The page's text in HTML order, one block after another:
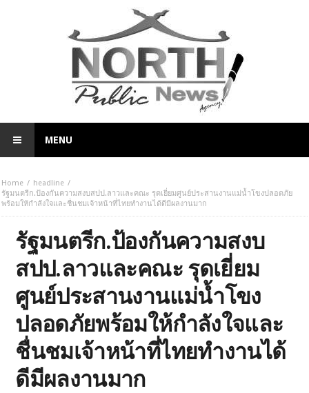
MENU
Home
headline
รัฐมนตรีก.ป้องกันความสงบสปป.ลาวและคณะ รุดเยี่ยมศูนย์ประสานงานแม่น้ำโขงปลอดภัย
พร้อมให้กำลังใจและชื่นชมเจ้าหน้าที่ไทยทำงานได้ดีมีผลงานมาก
รัฐมนตรีก.ป้องกันความสงบ
สปป.ลาวและคณะ รุดเยี่ยม
ศูนย์ประสานงานแม่น้ำโขง
ปลอดภัยพร้อมให้กำลังใจและ
ชื่นชมเจ้าหน้าที่ไทยทำงานได้
ดีมีผลงานมาก